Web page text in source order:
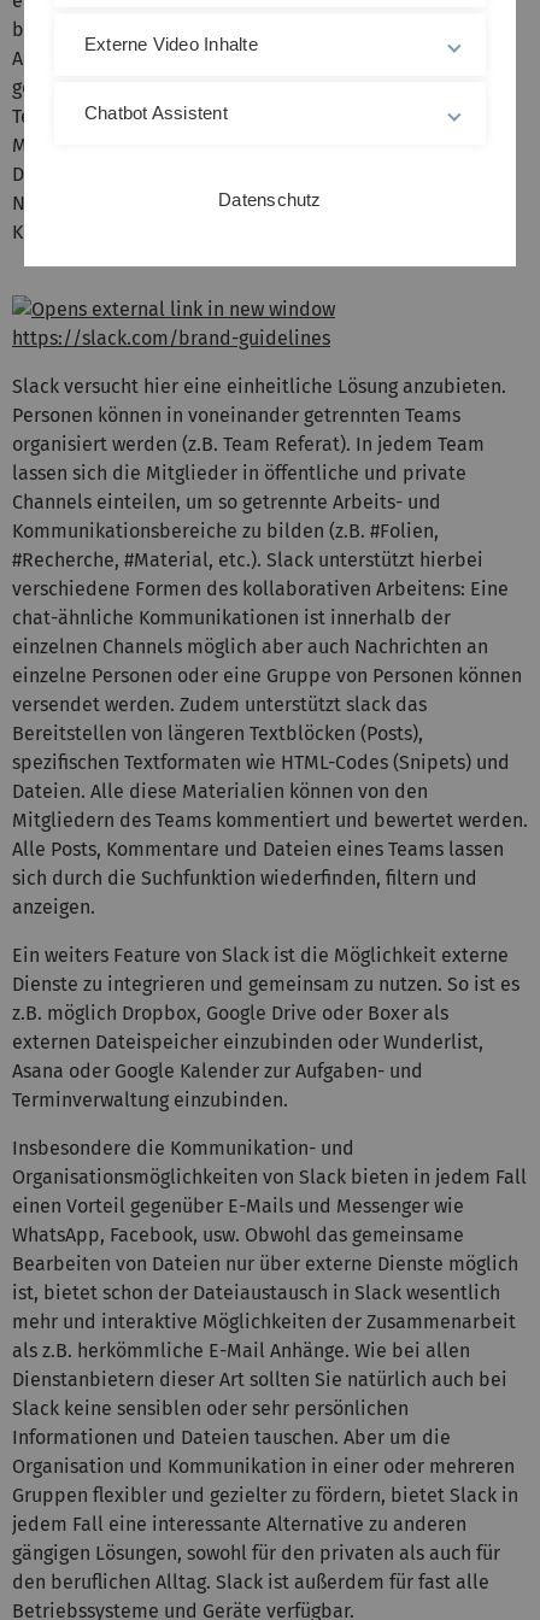
bearbeiten. Es existieren unzählige Tools, Apps und
Anbieter, die Lösungen für einzelne Aspekte des
gemeinsamen Arbeitens anbieten. So bedeutet digitale
Team-Arbeit in den meisten Fällen, verschiedene
Methoden miteinander kombinieren zu müssen: einen
Dropbox Ordner, für den Dateiaustausch, E-Mail
Nachrichten und/oder WhatsApp-Gruppen zur
Kommunikation, Doodle für die gemeinsamen Termine.
https://slack.com/brand-guidelines
Slack versucht hier eine einheitliche Lösung anzubieten.
Personen können in voneinander getrennten Teams
organisiert werden (z.B. Team Referat). In jedem Team
lassen sich die Mitglieder in öffentliche und private
Channels einteilen, um so getrennte Arbeits- und
Kommunikationsbereiche zu bilden (z.B. #Folien,
#Recherche, #Material, etc.). Slack unterstützt hierbei
verschiedene Formen des kollaborativen Arbeitens: Eine
chat-ähnliche Kommunikationen ist innerhalb der
einzelnen Channels möglich aber auch Nachrichten an
einzelne Personen oder eine Gruppe von Personen können
versendet werden. Zudem unterstützt slack das
Bereitstellen von längeren Textblöcken (Posts),
spezifischen Textformaten wie HTML-Codes (Snipets) und
Dateien. Alle diese Materialien können von den
Mitgliedern des Teams kommentiert und bewertet werden.
Alle Posts, Kommentare und Dateien eines Teams lassen
sich durch die Suchfunktion wiederfinden, filtern und
anzeigen.
Ein weiters Feature von Slack ist die Möglichkeit externe
Dienste zu integrieren und gemeinsam zu nutzen. So ist es
z.B. möglich Dropbox, Google Drive oder Boxer als
externen Dateispeicher einzubinden oder Wunderlist,
Asana oder Google Kalender zur Aufgaben- und
Terminverwaltung einzubinden.
Insbesondere die Kommunikation- und
Organisationsmöglichkeiten von Slack bieten in jedem Fall
einen Vorteil gegenüber E-Mails und Messenger wie
WhatsApp, Facebook, usw. Obwohl das gemeinsame
Bearbeiten von Dateien nur über externe Dienste möglich
ist, bietet schon der Dateiaustausch in Slack wesentlich
mehr und interaktive Möglichkeiten der Zusammenarbeit
als z.B. herkömmliche E-Mail Anhänge. Wie bei allen
Dienstanbietern dieser Art sollten Sie natürlich auch bei
Slack keine sensiblen oder sehr persönlichen
Informationen und Dateien tauschen. Aber um die
Organisation und Kommunikation in einer oder mehreren
Gruppen flexibler und gezielter zu fördern, bietet Slack in
jedem Fall eine interessante Alternative zu anderen
gängigen Lösungen, sowohl für den privaten als auch für
den beruflichen Alltag. Slack ist außerdem für fast alle
Betriebssysteme und Geräte verfügbar.
Externe Video Inhalte
Chatbot Assistent
Datenschutz